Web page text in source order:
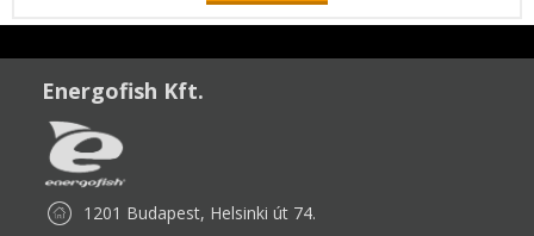
Energofish Kft.
1201 Budapest, Helsinki út 74.